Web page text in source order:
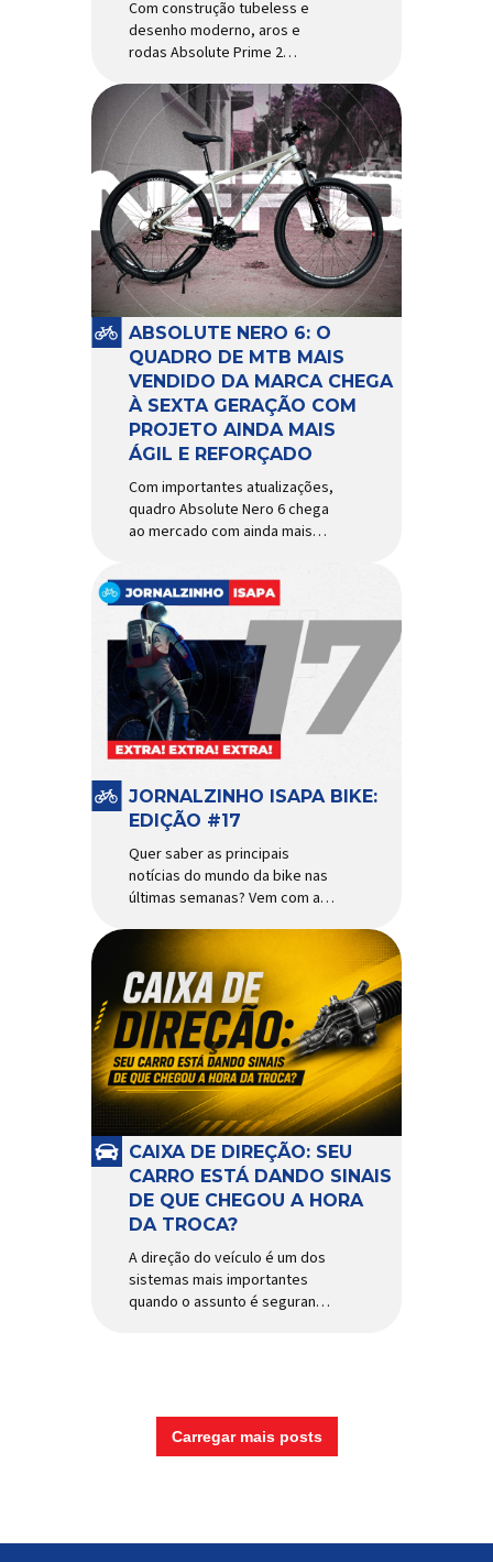
Com construção tubeless e
desenho moderno, aros e
rodas Absolute Prime 2
diversas melhorias No
mercado brasileiro há alguns
anos, os aros e as rodas
Absolute Prime chegaram
como uma opção para pilotos
de cross country e trail em
busca de alto desempenho e
preço realmente competitivo.
Para isso, a marca […]
ABSOLUTE NERO 6: O
QUADRO DE MTB MAIS
VENDIDO DA MARCA CHEGA
À SEXTA GERAÇÃO COM
PROJETO AINDA MAIS
ÁGIL E REFORÇADO
Com importantes atualizações,
quadro Absolute Nero 6 chega
ao mercado com ainda mais
uso urbano e MTB recreacional
Um dos quadros de maior
sucesso do mercado de
bicicletas brasileiro chega em
nova versão: o
Absolute Nero 6, sexta geração
do quadro mais vendido da
marca nacional. Extremamente
popular para quem busca uma
JORNALZINHO ISAPA BIKE:
EDIÇÃO #17
Quer saber as principais
notícias do mundo da bike nas
últimas semanas? Vem com a
chegou! Clique aqui e leia
agora mesmo!
CAIXA DE DIREÇÃO: SEU
CARRO ESTÁ DANDO SINAIS
DE QUE CHEGOU A HORA
DA TROCA?
A direção do veículo é um dos
sistemas mais importantes
quando o assunto é segurança,
movimentos do volante,
garantindo estabilidade e
controle em diferentes
esforços mecânicos, […]
Carregar mais posts